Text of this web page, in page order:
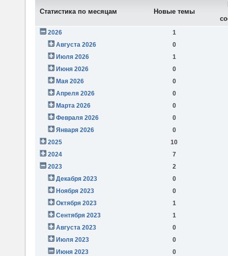
Статистика по месяцам Новые темы
2026
1
Августа 2026
0
Июля 2026
1
Июня 2026
0
Мая 2026
0
Апреля 2026
0
Марта 2026
0
Февраля 2026
0
Января 2026
0
2025
10
2024
7
2023
2
Декабря 2023
0
Ноября 2023
0
Октября 2023
1
Сентября 2023
1
Августа 2023
0
Июля 2023
0
Июня 2023
0